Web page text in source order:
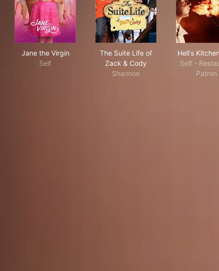
Jane the Virgin
Self
The Suite Life of
Zack & Cody
Shannon
Hell's
Self -
Patron